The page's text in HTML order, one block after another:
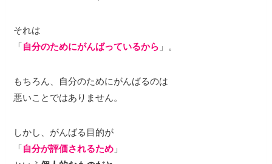
それは
「自分のためにがんばっているから 」。
もちろん、自分のためにがんばるのは
悪いことではありません。
しかし、がんばる目的が
「自分が評価されるため 」